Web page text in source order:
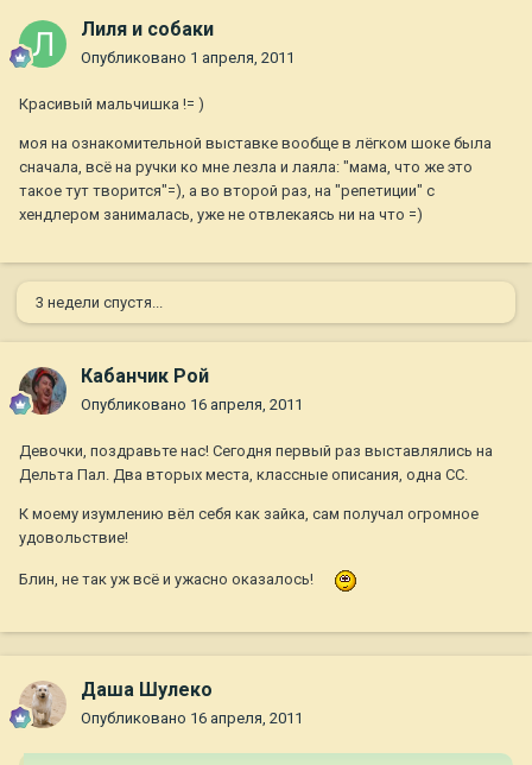
Лиля и собаки
Опубликовано 1 апреля, 2011
Красивый мальчишка != )
моя на ознакомительной выставке вообще в лёгком шоке была
сначала, всё на ручки ко мне лезла и лаяла: "мама, что же это
такое тут творится"=), а во второй раз, на "репетиции" с
хендлером занималась, уже не отвлекаясь ни на что =)
3 недели спустя...
Кабанчик Рой
Опубликовано 16 апреля, 2011
Девочки, поздравьте нас! Сегодня первый раз выставлялись на
Дельта Пал. Два вторых места, классные описания, одна СС.
К моему изумлению вёл себя как зайка, сам получал огромное
удовольствие!
Блин, не так уж всё и ужасно оказалось!
Даша Шулеко
Опубликовано 16 апреля, 2011